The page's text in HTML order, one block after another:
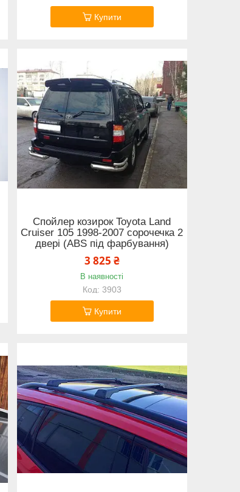
Купити
Спойлер козирок Toyota Land
Cruiser 105 1998-2007 сорочечка 2
двері (ABS під фарбування)
3 825 ₴
В наявності
3903
Купити